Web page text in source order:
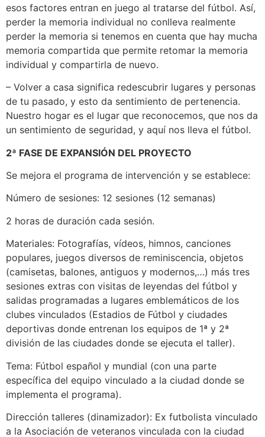
esos factores entran en juego al tratarse del fútbol. Así,
perder la memoria individual no conlleva realmente
perder la memoria si tenemos en cuenta que hay mucha
memoria compartida que permite retomar la memoria
individual y compartirla de nuevo.
– Volver a casa significa redescubrir lugares y personas
de tu pasado, y esto da sentimiento de pertenencia.
Nuestro hogar es el lugar que reconocemos, que nos da
un sentimiento de seguridad, y aquí nos lleva el fútbol.
2ª FASE DE EXPANSIÓN DEL PROYECTO
Se mejora el programa de intervención y se establece:
Número de sesiones: 12 sesiones (12 semanas)
2 horas de duración cada sesión.
Materiales: Fotografías, vídeos, himnos, canciones
populares, juegos diversos de reminiscencia, objetos
(camisetas, balones, antiguos y modernos,…) más tres
sesiones extras con visitas de leyendas del fútbol y
salidas programadas a lugares emblemáticos de los
clubes vinculados (Estadios de Fútbol y ciudades
deportivas donde entrenan los equipos de 1ª y 2ª
división de las ciudades donde se ejecuta el taller).
Tema: Fútbol español y mundial (con una parte
específica del equipo vinculado a la ciudad donde se
implementa el programa).
Dirección talleres (dinamizador): Ex futbolista vinculado
a la Asociación de veteranos vinculada con la ciudad